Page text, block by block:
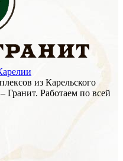
из Карельского
Гранит. Работаем по всей